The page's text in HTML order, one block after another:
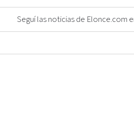
Seguí las noticias de Elonce.com